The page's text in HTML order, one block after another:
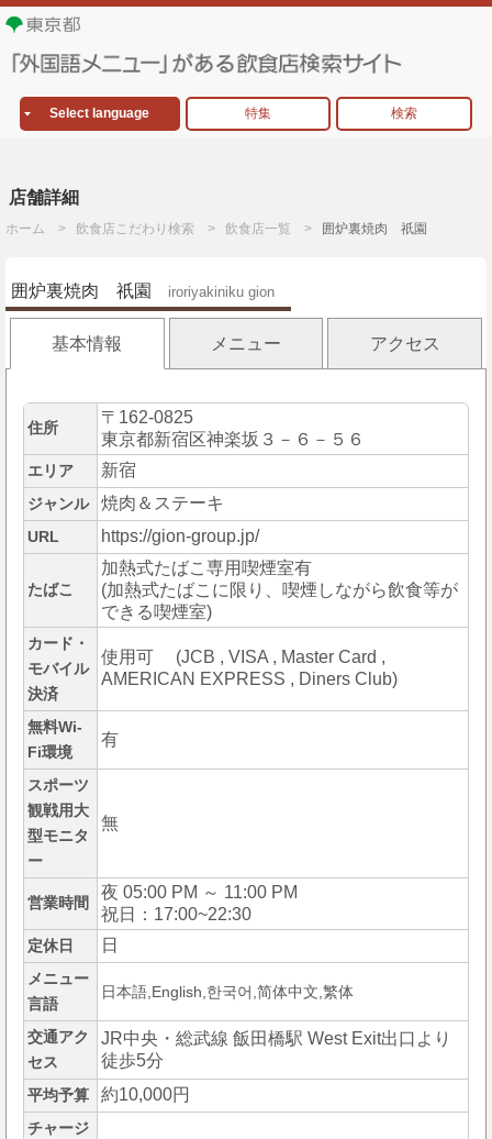
Select language 特集 検索
店舗詳細
ホーム 飲食店こだわり検索 飲食店一覧 囲炉裏焼肉 祇園
囲炉裏焼肉 祇園 iroriyakiniku gion
基本情報 メニュー アクセス
住所
〒162-0825
東京都新宿区神楽坂３－６－５６
エリア 新宿
ジャンル 焼肉＆ステーキ
URL https://gion-group.jp/
たばこ
加熱式たばこ専用喫煙室有
(加熱式たばこに限り、喫煙しながら飲食等が
できる喫煙室)
カード・
モバイル
決済
使用可 (JCB , VISA , Master Card ,
AMERICAN EXPRESS , Diners Club)
無料Wi-
Fi環境
有
スポーツ
観戦用大
型モニタ
ー
無
営業時間
夜 05:00 PM ～ 11:00 PM
祝日：17:00~22:30
定休日 日
メニュー
言語
日本語,English,한국어,简体中文,繁体
交通アク
セス
JR中央・総武線 飯田橋駅 West Exit出口より
徒歩5分
平均予算 約10,000円
チャージ